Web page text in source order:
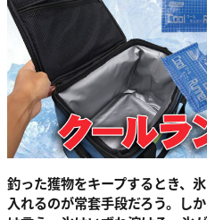
釣った獲物をキープするとき、
入れるのが常套手段だろう。し